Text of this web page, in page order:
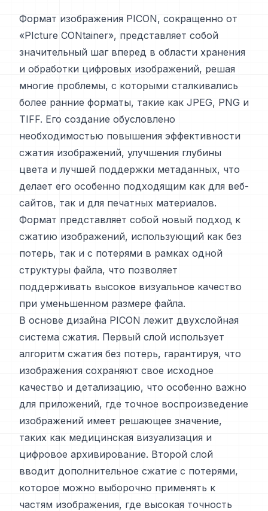
Формат изображения PICON, сокращенно от
«PIcture CONtainer», представляет собой
значительный шаг вперед в области хранения
и обработки цифровых изображений, решая
многие проблемы, с которыми сталкивались
более ранние форматы, такие как JPEG, PNG и
TIFF. Его создание обусловлено
необходимостью повышения эффективности
сжатия изображений, улучшения глубины
цвета и лучшей поддержки метаданных, что
делает его особенно подходящим как для веб-
сайтов, так и для печатных материалов.
Формат представляет собой новый подход к
сжатию изображений, использующий как без
потерь, так и с потерями в рамках одной
структуры файла, что позволяет
поддерживать высокое визуальное качество
при уменьшенном размере файла.
В основе дизайна PICON лежит двухслойная
система сжатия. Первый слой использует
алгоритм сжатия без потерь, гарантируя, что
изображения сохраняют свое исходное
качество и детализацию, что особенно важно
для приложений, где точное воспроизведение
изображений имеет решающее значение,
таких как медицинская визуализация и
цифровое архивирование. Второй слой
вводит дополнительное сжатие с потерями,
которое можно выборочно применять к
частям изображения, где высокая точность